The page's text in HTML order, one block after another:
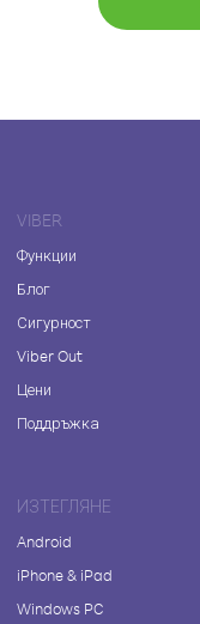
VIBER
Функции
Блог
Сигурност
Viber Out
Цени
Поддръжка
ИЗТЕГЛЯНЕ
Android
iPhone & iPad
Windows PC